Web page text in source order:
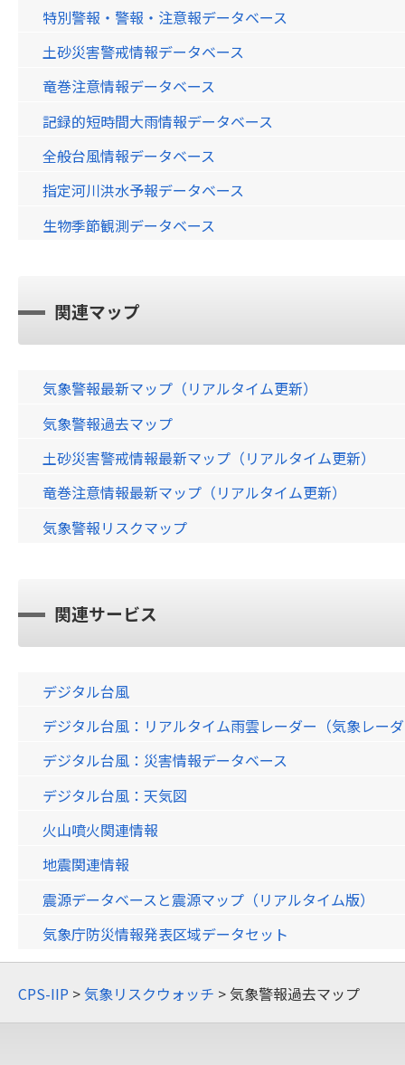
特別警報・警報・注意報データベース
土砂災害警戒情報データベース
竜巻注意情報データベース
記録的短時間大雨情報データベース
全般台風情報データベース
指定河川洪水予報データベース
生物季節観測データベース
関連マップ
気象警報最新マップ（リアルタイム更新）
気象警報過去マップ
土砂災害警戒情報最新マップ（リアルタイム更新）
竜巻注意情報最新マップ（リアルタイム更新）
気象警報リスクマップ
関連サービス
デジタル台風
デジタル台風：リアルタイム雨雲レーダー（気象レー
デジタル台風：災害情報データベース
デジタル台風：天気図
火山噴火関連情報
地震関連情報
震源データベースと震源マップ（リアルタイム版）
気象庁防災情報発表区域データセット
CPS-IIP >気象リスクウォッチ > 気象警報過去マップ